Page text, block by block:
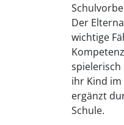
Der
wichtige
spielerisch
ihr Kind
ergänzt
Schule.